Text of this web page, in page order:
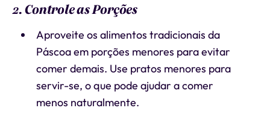
2. Controle as Porções
Aproveite os alimentos tradicionais da
Páscoa em porções menores para evitar
comer demais. Use pratos menores para
servir-se, o que pode ajudar a comer
menos naturalmente.